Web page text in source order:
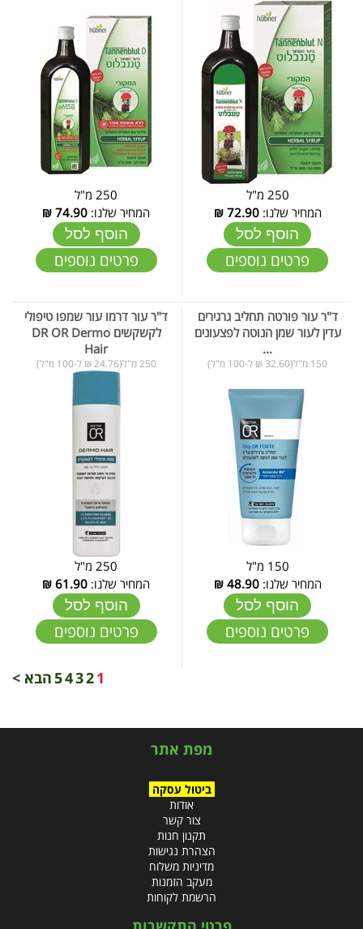
250 מ"ל
המחיר שלנו:72.90
₪
הוסף לסל
פרטים נוספים
250 מ"ל
המחיר שלנו: 74.90
₪
הוסף לסל
פרטים נוספים
ד"ר עור פורטה תחליב גרגירים
עדין לעור שמן הנוטה לפצעונים
...
150 מ"ל(32.60 ₪ ל-100 מ"ל)
150 מ"ל
המחיר שלנו:48.90
₪
הוסף לסל
פרטים נוספים
ד"ר עור דרמו עור שמפו טיפולי
לקשקשים DR OR Dermo
Hair
250 מ"ל(24.76 ₪ ל-100 מ"ל)
250 מ"ל
המחיר שלנו: 61.90
₪
הוסף לסל
פרטים נוספים
1
2
3
4
5הבא >
מפת אתר
ביטול עסקה
אודות
צור קשר
תקנון חנות
הצהרת נגישות
מדיניות משלוח
מעקב הזמנות
הרשמת לקוחות